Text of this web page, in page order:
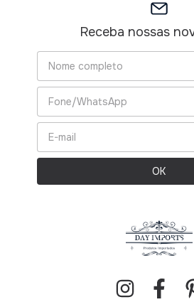
Receba nossas